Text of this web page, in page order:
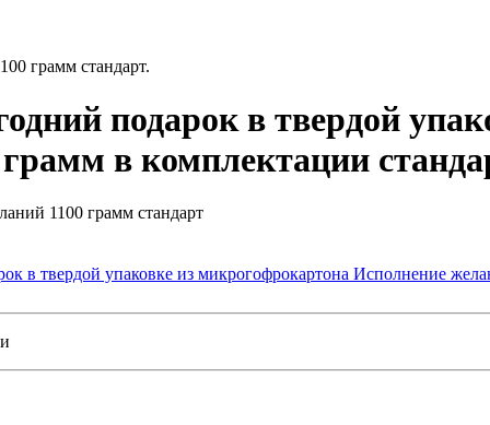
грамм стандарт.
подарок в твердой
в комплектации
1100 грамм стандарт